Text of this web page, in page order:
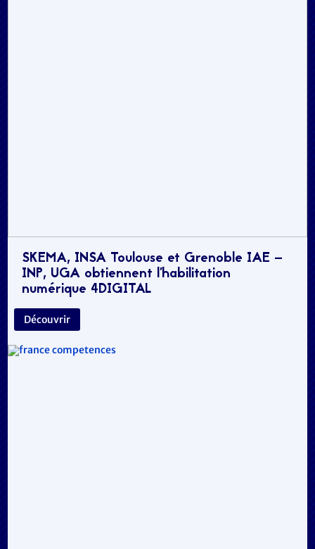
SKEMA, INSA Toulouse et Grenoble IAE –
INP, UGA obtiennent l’habilitation
numérique 4DIGITAL
Découvrir